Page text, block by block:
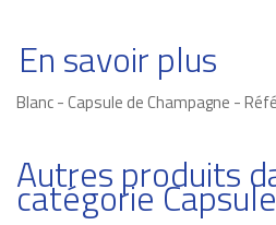
En savoir plus
Blanc - Capsule de Champagne -
Autres produits
catégorie